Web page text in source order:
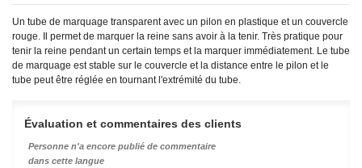
Un tube de marquage transparent avec un pilon en plastique et un couvercle
rouge. Il permet de marquer la reine sans avoir à la tenir. Très pratique pour
tenir la reine pendant un certain temps et la marquer immédiatement. Le tube
de marquage est stable sur le couvercle et la distance entre le pilon et le
tube peut être réglée en tournant l'extrémité du tube.
Évaluation et commentaires des clients
Personne n'a encore publié de commentaire
dans cette langue